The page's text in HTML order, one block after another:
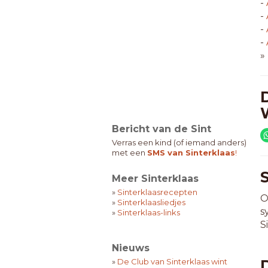
Bericht van de Sint
Verras een kind (of iemand anders)
met een SMS van Sinterklaas!
Meer Sinterklaas
» Sinterklaasrecepten
» Sinterklaasliedjes
» Sinterklaas-links
Nieuws
» De Club van Sinterklaas wint
-
-
-
-
»